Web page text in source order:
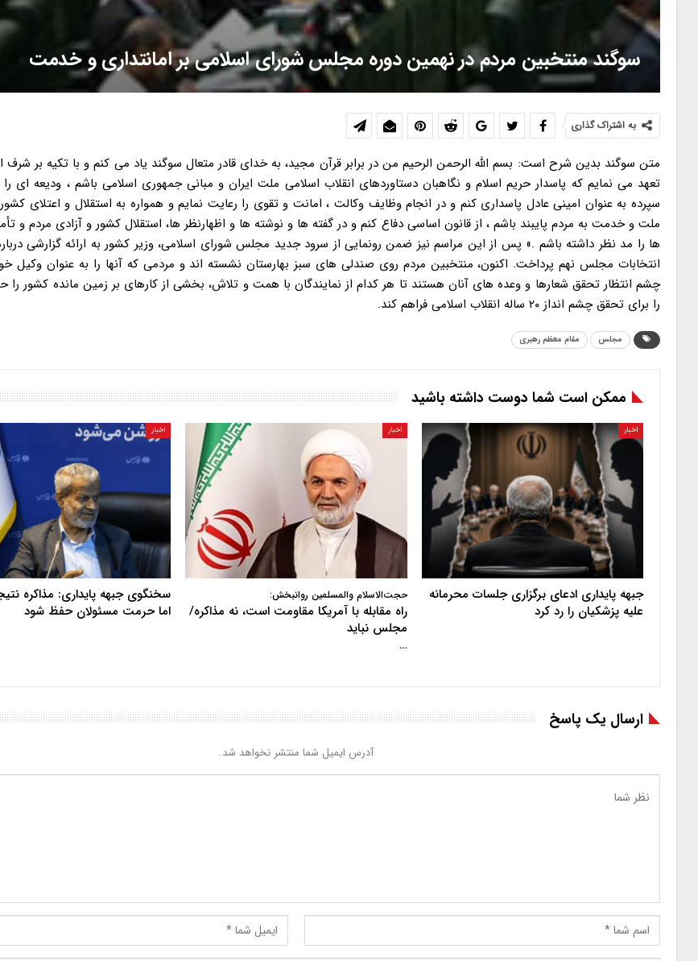
سوگند منتخبین مردم در نهمین دوره مجلس شورای اسلامی بر امانتداری و خدمت
به اشتراک گذاری
متن سوگند بدین شرح است: بسم الله الرحمن الرحیم من در برابر قرآن مجید، به خدای قادر متعال سوگند یاد می کنم و با تکیه بر
تعهد می نمایم که پاسدار حریم اسلام و نگاهبان دستاوردهای انقلاب اسلامی ملت ایران و مبانی جمهوری اسلامی باشم ، ودیعه ای
سپرده به عنوان امینی عادل پاسداری کنم و در انجام وظایف وکالت ، امانت و تقوی را رعایت نمایم و همواره به استقلال و اعتلای
ملت و خدمت به مردم پایبند باشم ، از قانون اساسی دفاع کنم و در گفته ها و نوشته ها و اظهارنظر ها، استقلال کشور و آزادی مردم و
ها را مد نظر داشته باشم .» پس از این مراسم نیز ضمن رونمایی از سرود جدید مجلس شورای اسلامی، وزیر کشور به ارائه گزارشی
انتخابات مجلس نهم پرداخت. اکنون، منتخبین مردم روی صندلی های سبز بهارستان نشسته اند و مردمی که آنها را به عنوان وکیل خود
چشم انتظار تحقق شعارها و وعده های آنان هستند تا هر کدام از نمایندگان با همت و تلاش، بخشی از کارهای بر زمین مانده کشور را
را برای تحقق چشم انداز ۲۰ ساله انقلاب اسلامی فراهم کند.
مجلس مقام معظم رهبری
ممکن است شما دوست داشته باشید
اخبار
جبهه پایداری ادعای برگزاری جلسات محرمانه
علیه پزشکیان را رد کرد
اخبار
حجت‌الاسلام والمسلمین روانبخش:
راه مقابله با آمریکا مقاومت است، نه مذاکره/
مجلس نباید
…
اخبار
سخنگوی جبهه پایداری: مذاکره
اما حرمت مسئولان حفظ شود
ارسال یک پاسخ
آدرس ایمیل شما منتشر نخواهد شد.